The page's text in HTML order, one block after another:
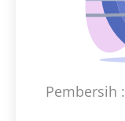
Pembersih :